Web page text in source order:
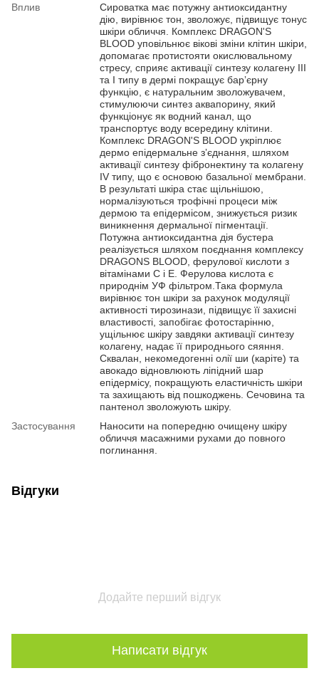
Вплив
Сироватка має потужну антиоксидантну
дію, вирівнює тон, зволожує, підвищує тонус
шкіри обличчя. Комплекс DRAGON'S
BLOOD уповільнює вікові зміни клітин шкіри,
допомагає протистояти окислювальному
стресу, сприяє активації синтезу колагену III
та І типу в дермі покращує барʼєрну
функцію, є натуральним зволожувачем,
стимулюючи синтез аквапорину, який
функціонує як водний канал, що
транспортує воду всередину клітини.
Комплекс DRAGON'S BLOOD укріплює
дермо епідермальне зʼєднання, шляхом
активації синтезу фібронектину та колагену
IV типу, що є основою базальної мембрани.
В результаті шкіра стає щільнішою,
нормалізуються трофічні процеси між
дермою та епідермісом, знижується ризик
виникнення дермальної пігментації.
Потужна антиоксидантна дія бустера
реалізується шляхом поєднання комплексу
DRAGONS BLOOD, ферулової кислоти з
вітамінами С і Е. Ферулова кислота є
природнім УФ фільтром.Така формула
вирівнює тон шкіри за рахунок модуляції
активності тирозинази, підвищує її захисні
властивості, запобігає фотостарінню,
ущільнює шкіру завдяки активації синтезу
колагену, надає її природнього сяяння.
Сквалан, некомедогенні олії ши (каріте) та
авокадо відновлюють ліпідний шар
епідермісу, покращують еластичність шкіри
та захищають від пошкоджень. Сечовина та
пантенол зволожують шкіру.
Застосування
Наносити на попередню очищену шкіру
обличчя масажними рухами до повного
поглинання.
Відгуки
Додайте перший відгук
Написати відгук